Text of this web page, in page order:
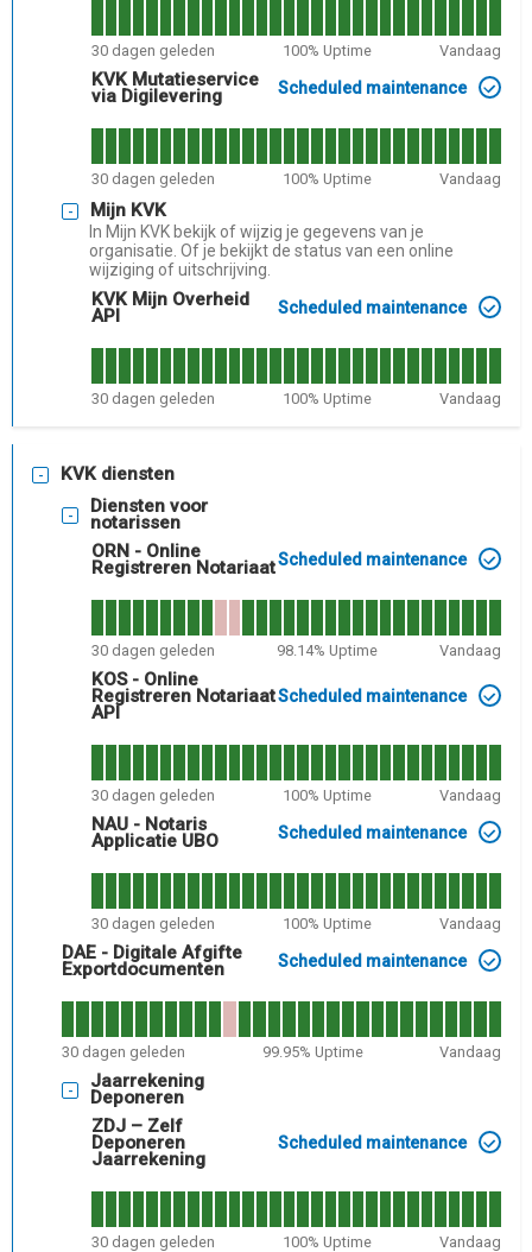
30 dagen geleden 100% Uptime Vandaag
KVK Mutatieservice
via Digilevering Scheduled maintenance
30 dagen geleden 100% Uptime Vandaag
Mijn KVK
In Mijn KVK bekijk of wijzig je gegevens van je
organisatie. Of je bekijkt de status van een online
wijziging of uitschrijving.
KVK Mijn Overheid
API Scheduled maintenance
30 dagen geleden 100% Uptime Vandaag
KVK diensten
Diensten voor
notarissen
ORN - Online
Registreren NotariaatScheduled maintenance
30 dagen geleden 98.14% Uptime Vandaag
KOS - Online
Registreren Notariaat
API
Scheduled maintenance
30 dagen geleden 100% Uptime Vandaag
NAU - Notaris
Applicatie UBO Scheduled maintenance
30 dagen geleden 100% Uptime Vandaag
DAE - Digitale Afgifte
Exportdocumenten Scheduled maintenance
30 dagen geleden 99.95% Uptime Vandaag
Jaarrekening
Deponeren
ZDJ – Zelf
Deponeren
Jaarrekening
Scheduled maintenance
30 dagen geleden 100% Uptime Vandaag